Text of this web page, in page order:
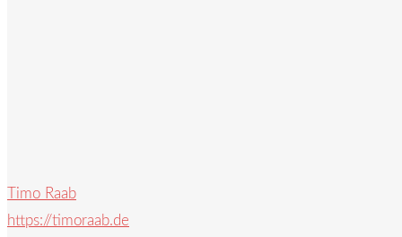
Timo Raab
https://timoraab.de